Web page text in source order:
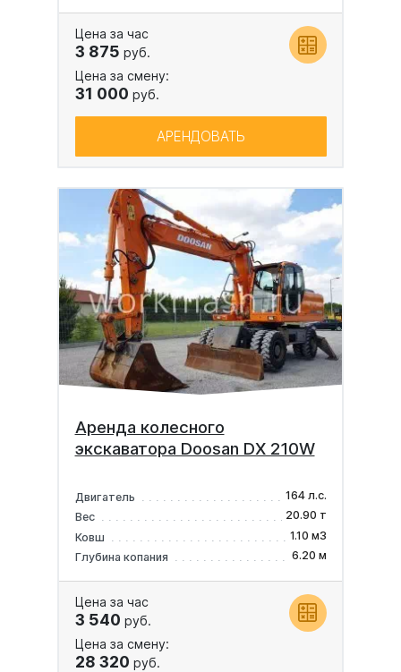
Цена за час
3 875 руб.
Цена за смену:
31 000 руб.
АРЕНДОВАТЬ
Аренда колесного
экскаватора Doosan DX 210W
Двигатель
164 л.с.
Вес
20.90 т
Ковш
1.10 м3
Глубина копания
6.20 м
Цена за час
3 540 руб.
Цена за смену:
28 320 руб.